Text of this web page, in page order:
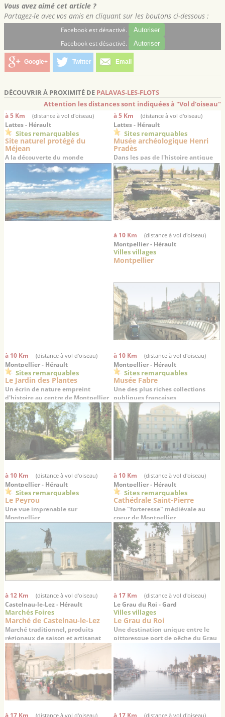
Vous avez aimé cet article ?
Partagez-le avec vos amis en cliquant sur les boutons ci-dessous :
Facebook est désactivé. Autoriser
Facebook est désactivé. Autoriser
Google+ Twitter Email
DÉCOUVRIR À PROXIMITÉ DE PALAVAS-LES-FLOTS
Attention les distances sont indiquées à "Vol d'oiseau"
à 5 Km (distance à vol d'oiseau)
Lattes - Hérault
Sites remarquables
Site naturel protégé du
Méjean
A la découverte du monde
lagunaire languedocien
à 5 Km (distance à vol d'oiseau)
Lattes - Hérault
Sites remarquables
Musée archéologique Henri
Pradès
Dans les pas de l'histoire antique
du Languedoc…
à 10 Km (distance à vol d'oiseau)
Montpellier - Hérault
Villes villages
Montpellier
à 10 Km (distance à vol d'oiseau)
Montpellier - Hérault
Sites remarquables
Le Jardin des Plantes
Un écrin de nature empreint
d'histoire au centre de Montpellier
à 10 Km (distance à vol d'oiseau)
Montpellier - Hérault
Sites remarquables
Musée Fabre
Une des plus riches collections
publiques françaises
à 10 Km (distance à vol d'oiseau)
Montpellier - Hérault
Sites remarquables
Le Peyrou
Une vue imprenable sur
Montpellier
à 10 Km (distance à vol d'oiseau)
Montpellier - Hérault
Sites remarquables
Cathédrale Saint-Pierre
Une "forteresse" médiévale au
coeur de Montpellier
à 12 Km (distance à vol d'oiseau)
Castelnau-le-Lez - Hérault
Marchés Foires
Marché de Castelnau-le-Lez
Marché traditionnel, produits
régionaux de saison et artisanat
à 17 Km (distance à vol d'oiseau)
Le Grau du Roi - Gard
Villes villages
Le Grau du Roi
Une destination unique entre le
pittoresque port de pêche du Grau
balnéaire de Port Camargue
à 17 Km (distance à vol d'oiseau) à 17 Km (distance à vol d'oiseau)